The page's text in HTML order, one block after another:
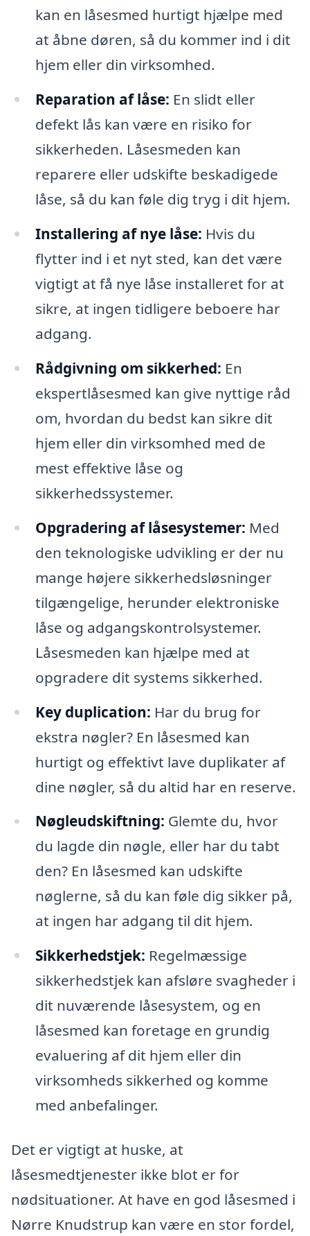
kan en låsesmed hurtigt hjælpe med
at åbne døren, så du kommer ind i dit
hjem eller din virksomhed.
Reparation af låse: En slidt eller
defekt lås kan være en risiko for
sikkerheden. Låsesmeden kan
reparere eller udskifte beskadigede
låse, så du kan føle dig tryg i dit hjem.
Installering af nye låse: Hvis du
flytter ind i et nyt sted, kan det være
vigtigt at få nye låse installeret for at
sikre, at ingen tidligere beboere har
adgang.
Rådgivning om sikkerhed: En
ekspertlåsesmed kan give nyttige råd
om, hvordan du bedst kan sikre dit
hjem eller din virksomhed med de
mest effektive låse og
sikkerhedssystemer.
Opgradering af låsesystemer: Med
den teknologiske udvikling er der nu
mange højere sikkerhedsløsninger
tilgængelige, herunder elektroniske
låse og adgangskontrolsystemer.
Låsesmeden kan hjælpe med at
opgradere dit systems sikkerhed.
Key duplication: Har du brug for
ekstra nøgler? En låsesmed kan
hurtigt og effektivt lave duplikater af
dine nøgler, så du altid har en reserve.
Nøgleudskiftning: Glemte du, hvor
du lagde din nøgle, eller har du tabt
den? En låsesmed kan udskifte
nøglerne, så du kan føle dig sikker på,
at ingen har adgang til dit hjem.
Sikkerhedstjek: Regelmæssige
sikkerhedstjek kan afsløre svagheder i
dit nuværende låsesystem, og en
låsesmed kan foretage en grundig
evaluering af dit hjem eller din
virksomheds sikkerhed og komme
med anbefalinger.
Det er vigtigt at huske, at
låsesmedtjenester ikke blot er for
nødsituationer. At have en god låsesmed i
Nørre Knudstrup kan være en stor fordel,